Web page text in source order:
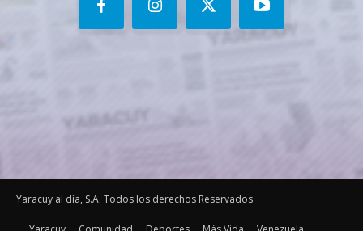
Yaracuy al día, S.A. Todos los derechos Reservados